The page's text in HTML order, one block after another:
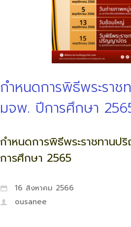
กำหนดการพิธีพระรา
มจพ. ปีการศึกษา
กำหนดการพิธีพระราชทาน
การศึกษา 2565
16 สิงหาคม 2566
ousanee